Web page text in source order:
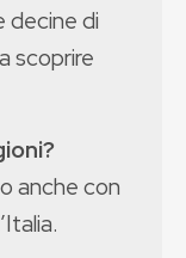
decine di
scoprire
anche con